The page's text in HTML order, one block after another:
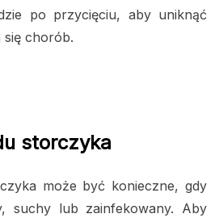
po przycięciu, aby uniknąć
się chorób.
storczyka
może być konieczne, gdy
suchy lub zainfekowany. Aby